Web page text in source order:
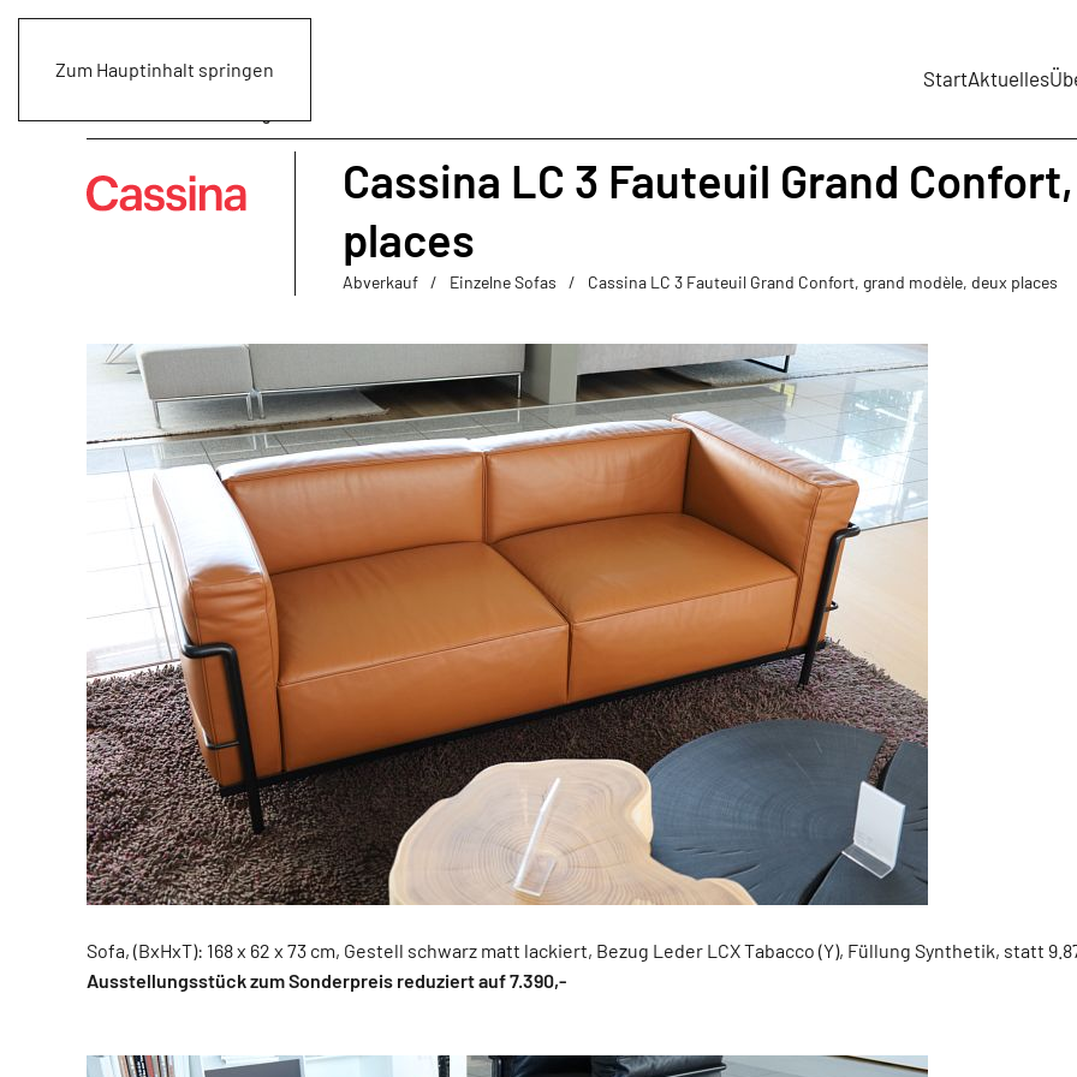
Zum Hauptinhalt springen StartAktuelles
Cassina LC 3 Fauteuil Grand
places
Abverkauf Einzelne Sofas Cassina LC 3 Fauteuil Grand Confort, grand modèle, deux places
Sofa, (BxHxT): 168 x 62 x 73 cm, Gestell schwarz matt lackiert, Bezug Leder LCX Tabacco (Y), Füllung Synthetik, statt
Ausstellungsstück zum Sonderpreis reduziert auf 7.390,-